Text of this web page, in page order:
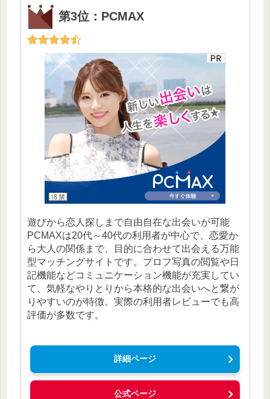
第3位：PCMAX
遊びから恋人探しまで自由自在な出会いが可能
PCMAXは20代～40代の利用者が中心で、恋愛か
ら大人の関係まで、目的に合わせて出会える万能
型マッチングサイトです。プロフ写真の閲覧や日
記機能などコミュニケーション機能が充実してい
て、気軽なやりとりから本格的な出会いへと繋が
りやすいのが特徴。実際の利用者レビューでも高
評価が多数です。
詳細ページ
公式ページ